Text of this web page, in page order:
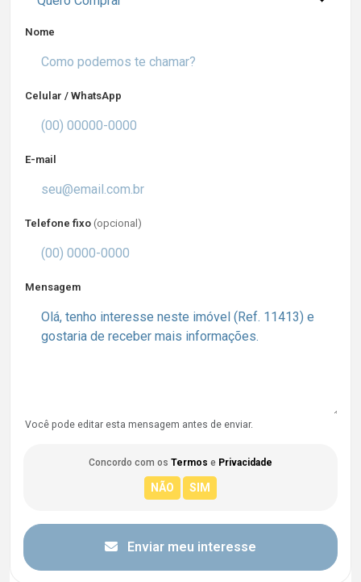
Nome
Celular / WhatsApp
E-mail
Telefone fixo (opcional)
Mensagem
Você pode editar esta mensagem antes de enviar.
Concordo com os Termos e Privacidade
Enviar meu interesse